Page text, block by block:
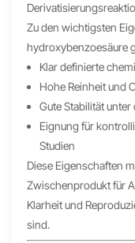
Zu den wichtigsten
hydroxybenzoesäure
Klar definierte
Hohe Reinheit und
Gute Stabilität
Eignung für
Studien
Diese Eigenschaften
Zwischenprodukt für
Klarheit und
sind.